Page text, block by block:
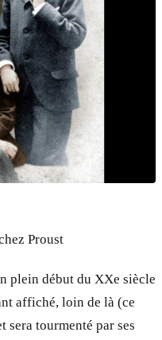
Proust
plein début du XXe siècle
affiché, loin de là (ce
tourmenté par ses